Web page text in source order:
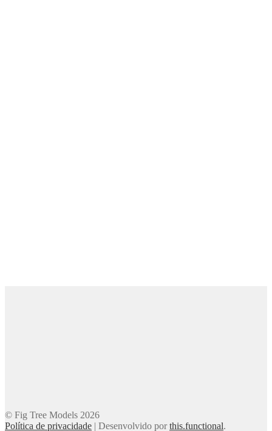
© Fig Tree Models 2026
Política de privacidade | Desenvolvido porthis.functional.